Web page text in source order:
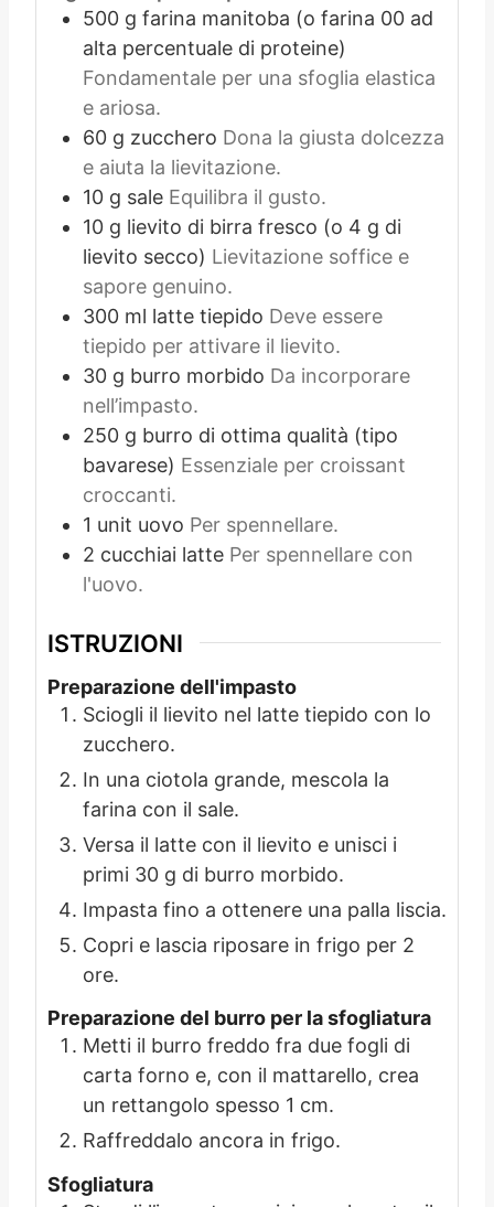
500 g farina manitoba (o farina 00 ad
alta percentuale di proteine)
Fondamentale per una sfoglia elastica
e ariosa.
60 g zucchero Dona la giusta dolcezza
e aiuta la lievitazione.
10 g sale Equilibra il gusto.
10 g lievito di birra fresco (o 4 g di
lievito secco) Lievitazione soffice e
sapore genuino.
300 ml latte tiepido Deve essere
tiepido per attivare il lievito.
30 g burro morbido Da incorporare
nell’impasto.
250 g burro di ottima qualità (tipo
bavarese) Essenziale per croissant
croccanti.
1 unit uovo Per spennellare.
2 cucchiai latte Per spennellare con
l'uovo.
ISTRUZIONI
Preparazione dell'impasto
Sciogli il lievito nel latte tiepido con lo
zucchero.
In una ciotola grande, mescola la
farina con il sale.
Versa il latte con il lievito e unisci i
primi 30 g di burro morbido.
Impasta fino a ottenere una palla liscia.
Copri e lascia riposare in frigo per 2
ore.
Preparazione del burro per la sfogliatura
Metti il burro freddo fra due fogli di
carta forno e, con il mattarello, crea
un rettangolo spesso 1 cm.
Raffreddalo ancora in frigo.
Sfogliatura